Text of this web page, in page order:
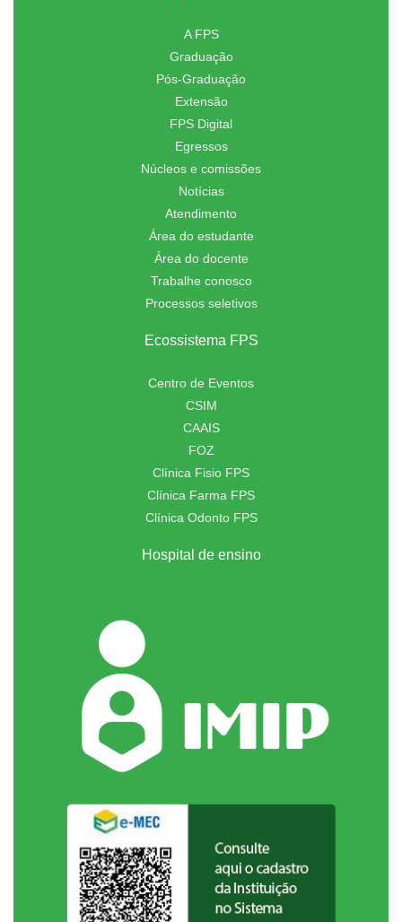
A FPS
Graduação
Pós-Graduação
Extensão
FPS Digital
Egressos
Núcleos e comissões
Notícias
Atendimento
Área do estudante
Área do docente
Trabalhe conosco
Processos seletivos
Ecossistema FPS
Centro de Eventos
CSIM
CAAIS
FOZ
Clínica Fisio FPS
Clínica Farma FPS
Clínica Odonto FPS
Hospital de ensino